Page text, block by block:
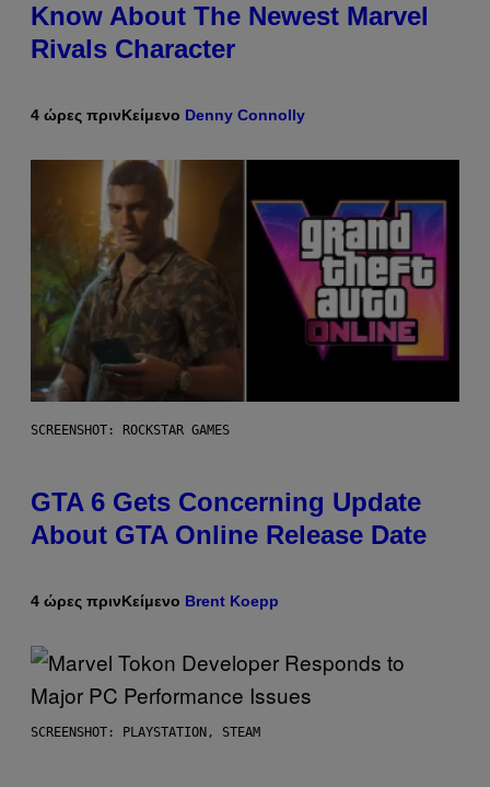
Know About The Newest Marvel
Rivals Character
4 ώρες πρινΚείμενο Denny Connolly
SCREENSHOT: ROCKSTAR GAMES
GTA 6 Gets Concerning Update
About GTA Online Release Date
4 ώρες πρινΚείμενο Brent Koepp
SCREENSHOT: PLAYSTATION, STEAM